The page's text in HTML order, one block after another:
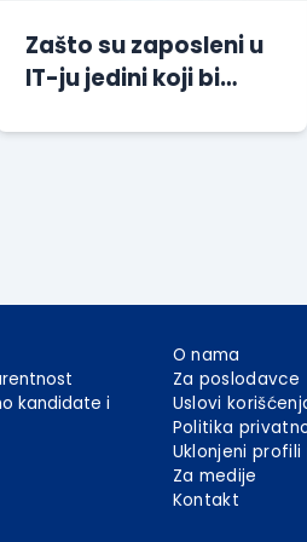
Zašto su zaposleni u
IT-ju jedini koji bi
kandidate i
O nama
Za poslodavce
Uslovi
Politika
Uklonjeni
Za medije
Kontakt